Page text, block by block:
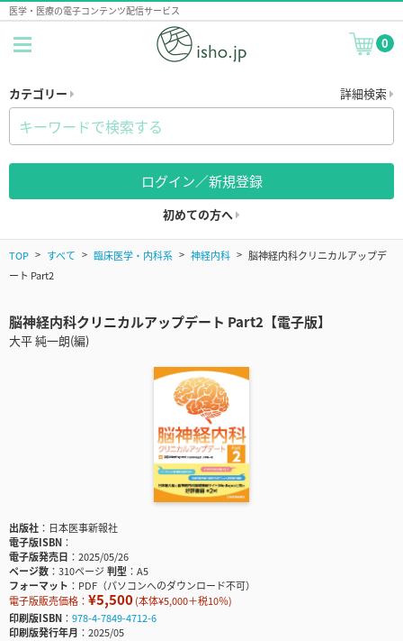
医学・医療の電子コンテンツ配信サービス
0
カテゴリー 詳細検索
ログイン／新規登録
初めての方へ
TOP すべて 臨床医学・内科系 神経内科
脳神経内科クリニカルアップデ
ート Part2
脳神経内科クリニカルアップデート Part2【電子版】
大平 純一朗(編)
出版社
日本医事新報社
電子版ISBN
電子版発売日
2025/05/26
ページ数
310ページ判型
A5
フォーマット
PDF（パソコンへのダウンロード不可）
電子版販売価格： ¥5,500(本体¥5,000＋税10％)
印刷版ISBN
978-4-7849-4712-6
印刷版発行年月
2025/05